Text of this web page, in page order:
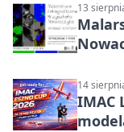
13
14
IMAC